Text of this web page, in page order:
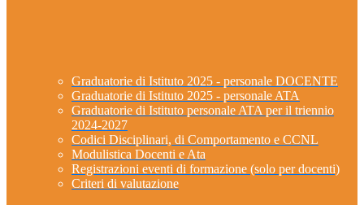
Graduatorie di Istituto 2025 - personale DOCENTE
Graduatorie di Istituto 2025 - personale ATA
Graduatorie di Istituto personale ATA per il triennio
2024-2027
Codici Disciplinari, di Comportamento e CCNL
Modulistica Docenti e Ata
Registrazioni eventi di formazione (solo per docenti)
Criteri di valutazione